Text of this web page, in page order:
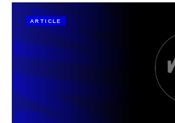
ARTICLE